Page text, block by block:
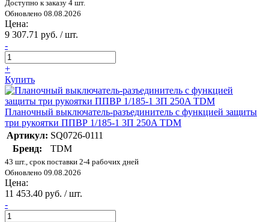
Доступно к заказу 4 шт.
Обновлено 08.08.2026
Цена:
9 307.71 руб. / шт.
-
+
Купить
Планочный выключатель-разъединитель с функцией защиты
три рукоятки ППВР 1/185-1 3П 250A TDM
Артикул: SQ0726-0111
Бренд:
TDM
43 шт., срок поставки 2-4 рабочих дней
Обновлено 09.08.2026
Цена:
11 453.40 руб. / шт.
-